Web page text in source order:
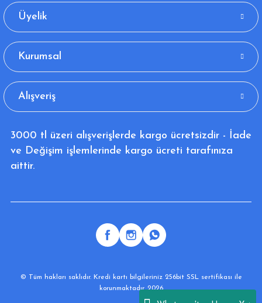
Üyelik
Kurumsal
Alışveriş
3000 tl üzeri alışverişlerde kargo ücretsizdir - İade
ve Değişim işlemlerinde kargo ücreti tarafınıza
aittir.
© Tüm hakları saklıdır. Kredi kartı bilgileriniz 256bit SSL sertifikası ile
korunmaktadır. 2026